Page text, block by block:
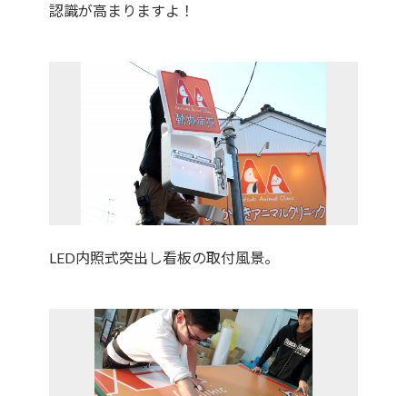
認識が高まりますよ！
LED内照式突出し看板の取付風景。